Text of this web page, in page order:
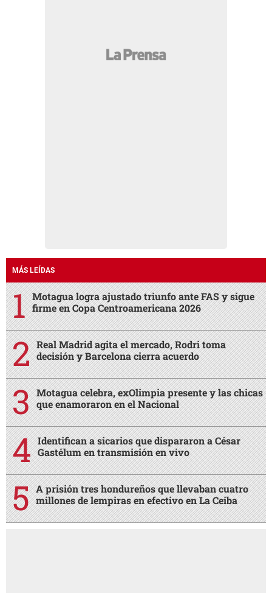
MÁS LEÍDAS
Motagua logra ajustado triunfo ante FAS y sigue
firme en Copa Centroamericana 2026
Real Madrid agita el mercado, Rodri toma
decisión y Barcelona cierra acuerdo
Motagua celebra, exOlimpia presente y las chicas
que enamoraron en el Nacional
Identifican a sicarios que dispararon a César
Gastélum en transmisión en vivo
A prisión tres hondureños que llevaban cuatro
millones de lempiras en efectivo en La Ceiba